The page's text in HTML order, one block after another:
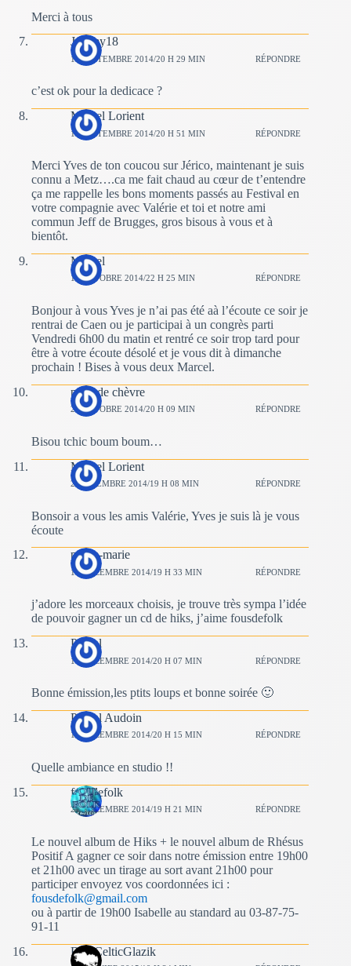
Merci à tous
Jeremy18
14 SEPTEMBRE 2014/20 H 29 MIN RÉPONDRE
c’est ok pour la dedicace ?
Marcel Lorient
14 SEPTEMBRE 2014/20 H 51 MIN RÉPONDRE
Merci Yves de ton coucou sur Jérico, maintenant je suis
connu a Metz….ca me fait chaud au cœur de t’entendre
ça me rappelle les bons moments passés au Festival en
votre compagnie avec Valérie et toi et notre ami
commun Jeff de Brugges, gros bisous à vous et à
bientôt.
Marcel
19 OCTOBRE 2014/22 H 25 MIN RÉPONDRE
Bonjour à vous Yves je n’ai pas été aà l’écoute ce soir je
rentrai de Caen ou je participai à un congrès parti
Vendredi 6h00 du matin et rentré ce soir trop tard pour
être à votre écoute désolé et je vous dit à dimanche
prochain ! Bises à vous deux Marcel.
peau de chèvre
26 OCTOBRE 2014/20 H 09 MIN RÉPONDRE
Bisou tchic boum boum…
Marcel Lorient
2 NOVEMBRE 2014/19 H 08 MIN RÉPONDRE
Bonsoir a vous les amis Valérie, Yves je suis là je vous
écoute
pierre-marie
14 DÉCEMBRE 2014/19 H 33 MIN RÉPONDRE
j’adore les morceaux choisis, je trouve très sympa l’idée
de pouvoir gagner un cd de hiks, j’aime fousdefolk
Pascal
14 DÉCEMBRE 2014/20 H 07 MIN RÉPONDRE
Bonne émission,les ptits loups et bonne soirée 🙂
Pascal Audoin
14 DÉCEMBRE 2014/20 H 15 MIN RÉPONDRE
Quelle ambiance en studio !!
fousdefolk
21 DÉCEMBRE 2014/19 H 21 MIN RÉPONDRE
Le nouvel album de Hiks + le nouvel album de Rhésus
Positif A gagner ce soir dans notre émission entre 19h00
et 21h00 avec un tirage au sort avant 21h00 pour
participer envoyez vos coordonnées ici :
fousdefolk@gmail.com
ou à partir de 19h00 Isabelle au standard au 03-87-75-
91-11
BzHCelticGlazik